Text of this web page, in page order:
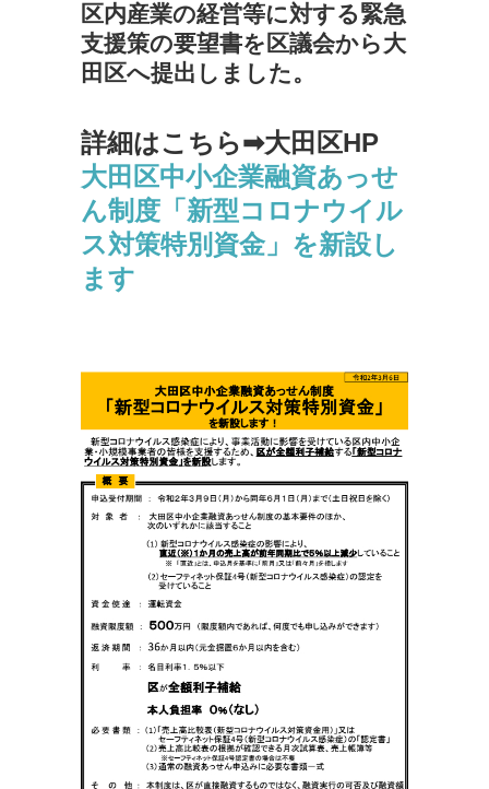
区内産業の経営等に対する緊急
支援策の要望書を区議会から大
田区へ提出しました。
詳細はこちら➡大田区HP
大田区中小企業融資あっせ
ん制度「新型コロナウイル
ス対策特別資金」を新設し
ます